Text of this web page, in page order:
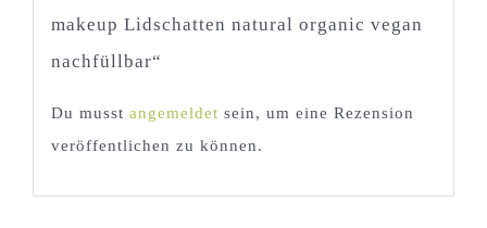
makeup Lidschatten natural organic vegan
nachfüllbar“
Du musst angemeldet sein, um eine Rezension
veröffentlichen zu können.